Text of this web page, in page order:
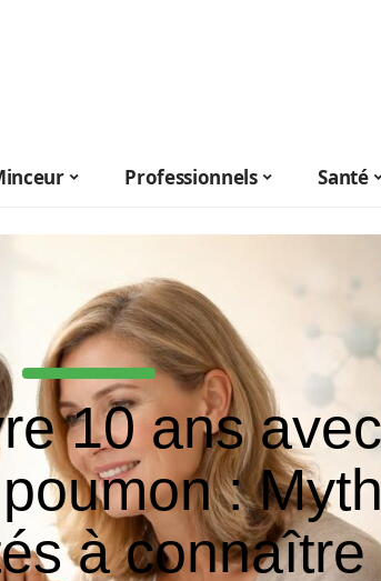
Professionnels Santé
10 ans
:
à connaître